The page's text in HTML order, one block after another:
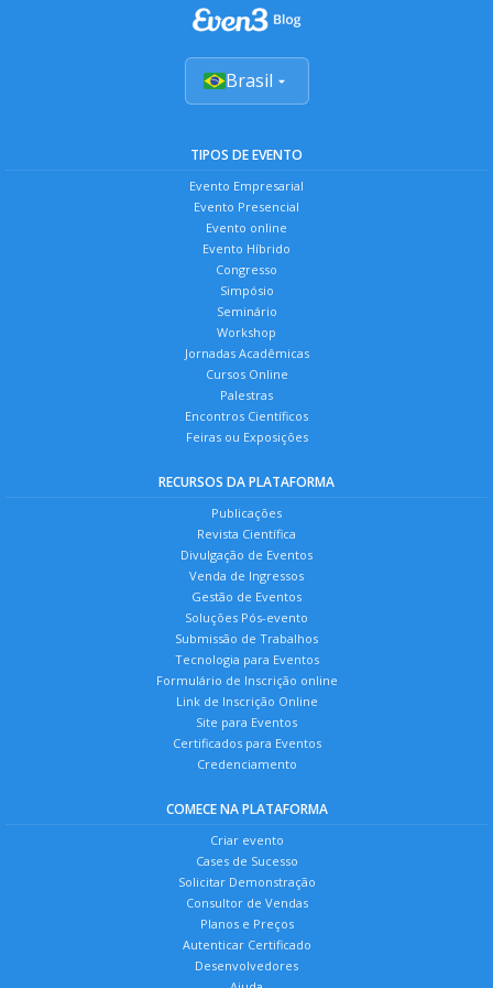
Brasil
TIPOS DE EVENTO
Evento Empresarial
Evento Presencial
Evento online
Evento Híbrido
Congresso
Simpósio
Seminário
Workshop
Jornadas Acadêmicas
Cursos Online
Palestras
Encontros Científicos
Feiras ou Exposições
RECURSOS DA PLATAFORMA
Publicações
Revista Científica
Divulgação de Eventos
Venda de Ingressos
Gestão de Eventos
Soluções Pós-evento
Submissão de Trabalhos
Tecnologia para Eventos
Formulário de Inscrição online
Link de Inscrição Online
Site para Eventos
Certificados para Eventos
Credenciamento
COMECE NA PLATAFORMA
Criar evento
Cases de Sucesso
Solicitar Demonstração
Consultor de Vendas
Planos e Preços
Autenticar Certificado
Desenvolvedores